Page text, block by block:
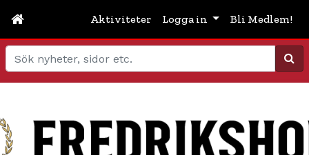
Aktiviteter Logga in Bli Medlem!
Sök